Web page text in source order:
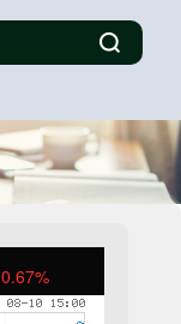
0.67%